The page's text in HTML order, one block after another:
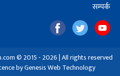
सम्पर्क
© 2015 - 2026 | All rights reserved
byGenesis Web Technology